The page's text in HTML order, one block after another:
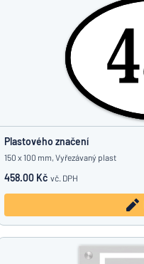
Plastového značení
150 x 100 mm, Vyřezávaný plast
458.00 Kč vč. DPH